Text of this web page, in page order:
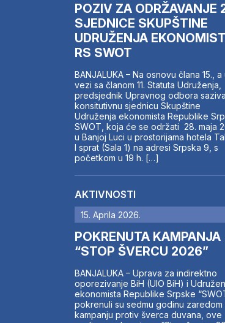
POZIV ZA ODRŽAVANJE
SJEDNICE SKUPŠTINE
UDRUŽENJA
RS SWOT
BANJALUKA – Na osnovu člana 15., a
vezi sa članom 11. Statuta Udruženja,
predsjednik Upravnog odbora saziva
konsitutivnu sjednicu Skupštine
Udruženja ekonomista Republike
SWOT, koja će se održati 28. maja
u Banjoj Luci u prostorijama hotela
I sprat (Sala 1) na adresi Srpska 9, s
početkom u 19 h. […]
AKTIVNOSTI
15. Aprila 2026.
POKRENUTA KAMPANJA
“STOP ŠVERCU 2026”
BANJALUKA – Uprava za indirektno
oporezivanje BiH (UIO BiH) i
ekonomista Republike Srpske
pokrenuli su sedmu godinu zaredom
kampanju protiv šverca duvana, ove